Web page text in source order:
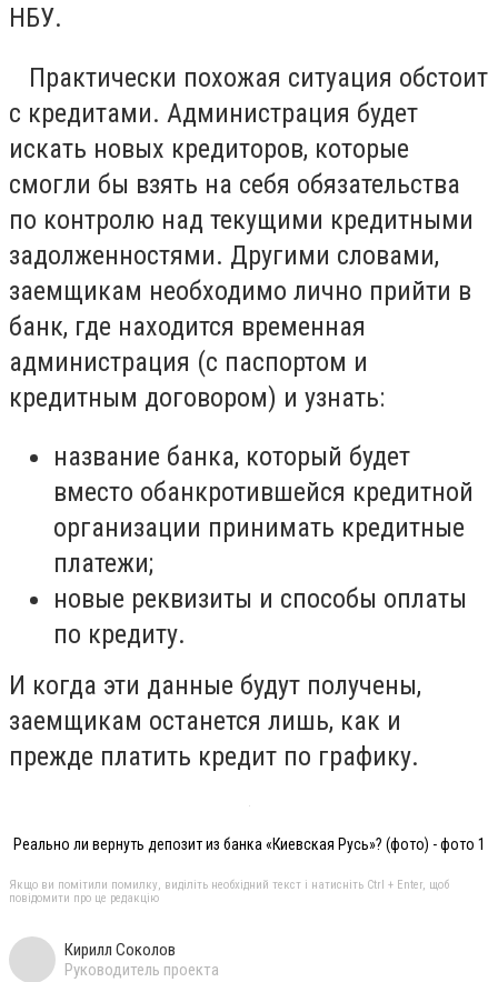
НБУ.
Практически похожая ситуация обстоит
с кредитами. Администрация будет
искать новых кредиторов, которые
смогли бы взять на себя обязательства
по контролю над текущими кредитными
задолженностями. Другими словами,
заемщикам необходимо лично прийти в
банк, где находится временная
администрация (с паспортом и
кредитным договором) и узнать:
название банка, который будет
вместо обанкротившейся кредитной
организации принимать кредитные
платежи;
новые реквизиты и способы оплаты
по кредиту.
И когда эти данные будут получены,
заемщикам останется лишь, как и
прежде платить кредит по графику.
Реально ли вернуть депозит из банка «Киевская Русь»? (фото) - фото 1
Якщо ви помітили помилку, виділіть необхідний текст і натисніть Ctrl + Enter, щоб
повідомити про це редакцію
Кирилл Соколов
Руководитель проекта